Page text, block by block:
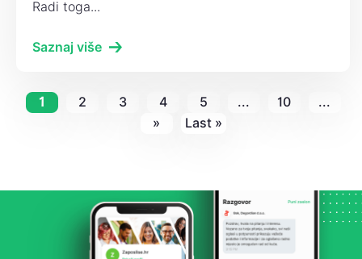
Radi toga...
Saznaj više
1 2 3 4 5 ... 10
...
»
Last »